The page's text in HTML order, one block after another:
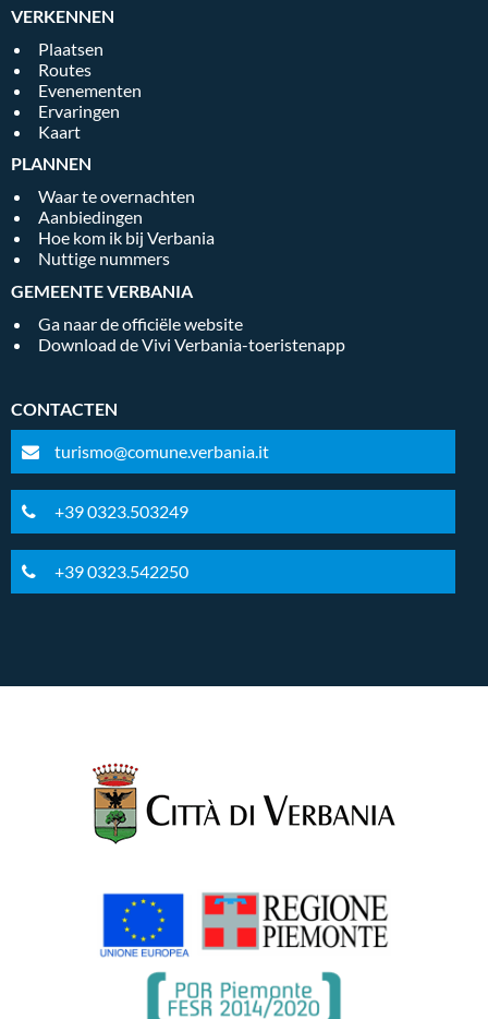
VERKENNEN
Plaatsen
Routes
Evenementen
Ervaringen
Kaart
PLANNEN
Waar te overnachten
Aanbiedingen
Hoe kom ik bij Verbania
Nuttige nummers
GEMEENTE VERBANIA
Ga naar de officiële website
Download de Vivi Verbania-toeristenapp
CONTACTEN
turismo@comune.verbania.it
+39 0323.503249
+39 0323.542250